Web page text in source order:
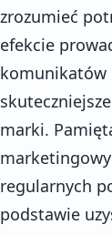
zrozumieć
efekcie
komunikatów
marki.
regularnych
podstawie